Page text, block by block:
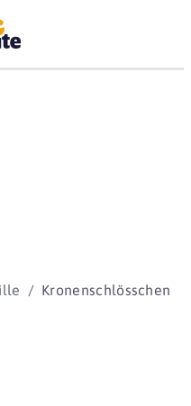
Kronenschlösschen